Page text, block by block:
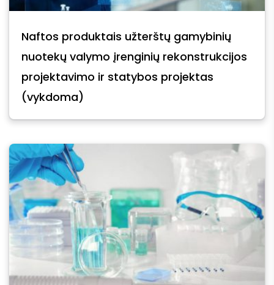
Naftos produktais užterštų gamybinių
nuotekų valymo įrenginių rekonstrukcijos
projektavimo ir statybos projektas
(vykdoma)